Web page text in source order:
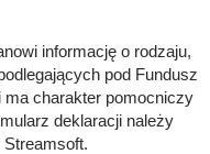
informację o rodzaju,
pod Fundusz
charakter pomocniczy
deklaracji należy